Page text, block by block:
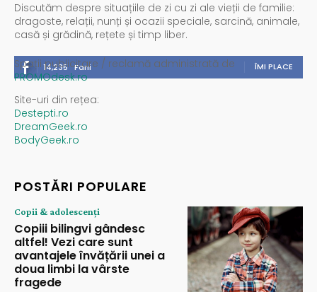
Discutăm despre situațiile de zi cu zi ale vieții de familie:
dragoste, relații, nunți și ocazii speciale, sarcină, animale,
casă și grădină, rețete și timp liber.
14,235 Fani ÎMI PLACE
Spații publicitare / reclamă administrată de
PROMOdesk.ro
Site-uri din rețea:
Destepti.ro
DreamGeek.ro
BodyGeek.ro
POSTĂRI POPULARE
Copii & adolescenți
Copiii bilingvi gândesc
altfel! Vezi care sunt
avantajele învățării unei a
doua limbi la vârste
fragede